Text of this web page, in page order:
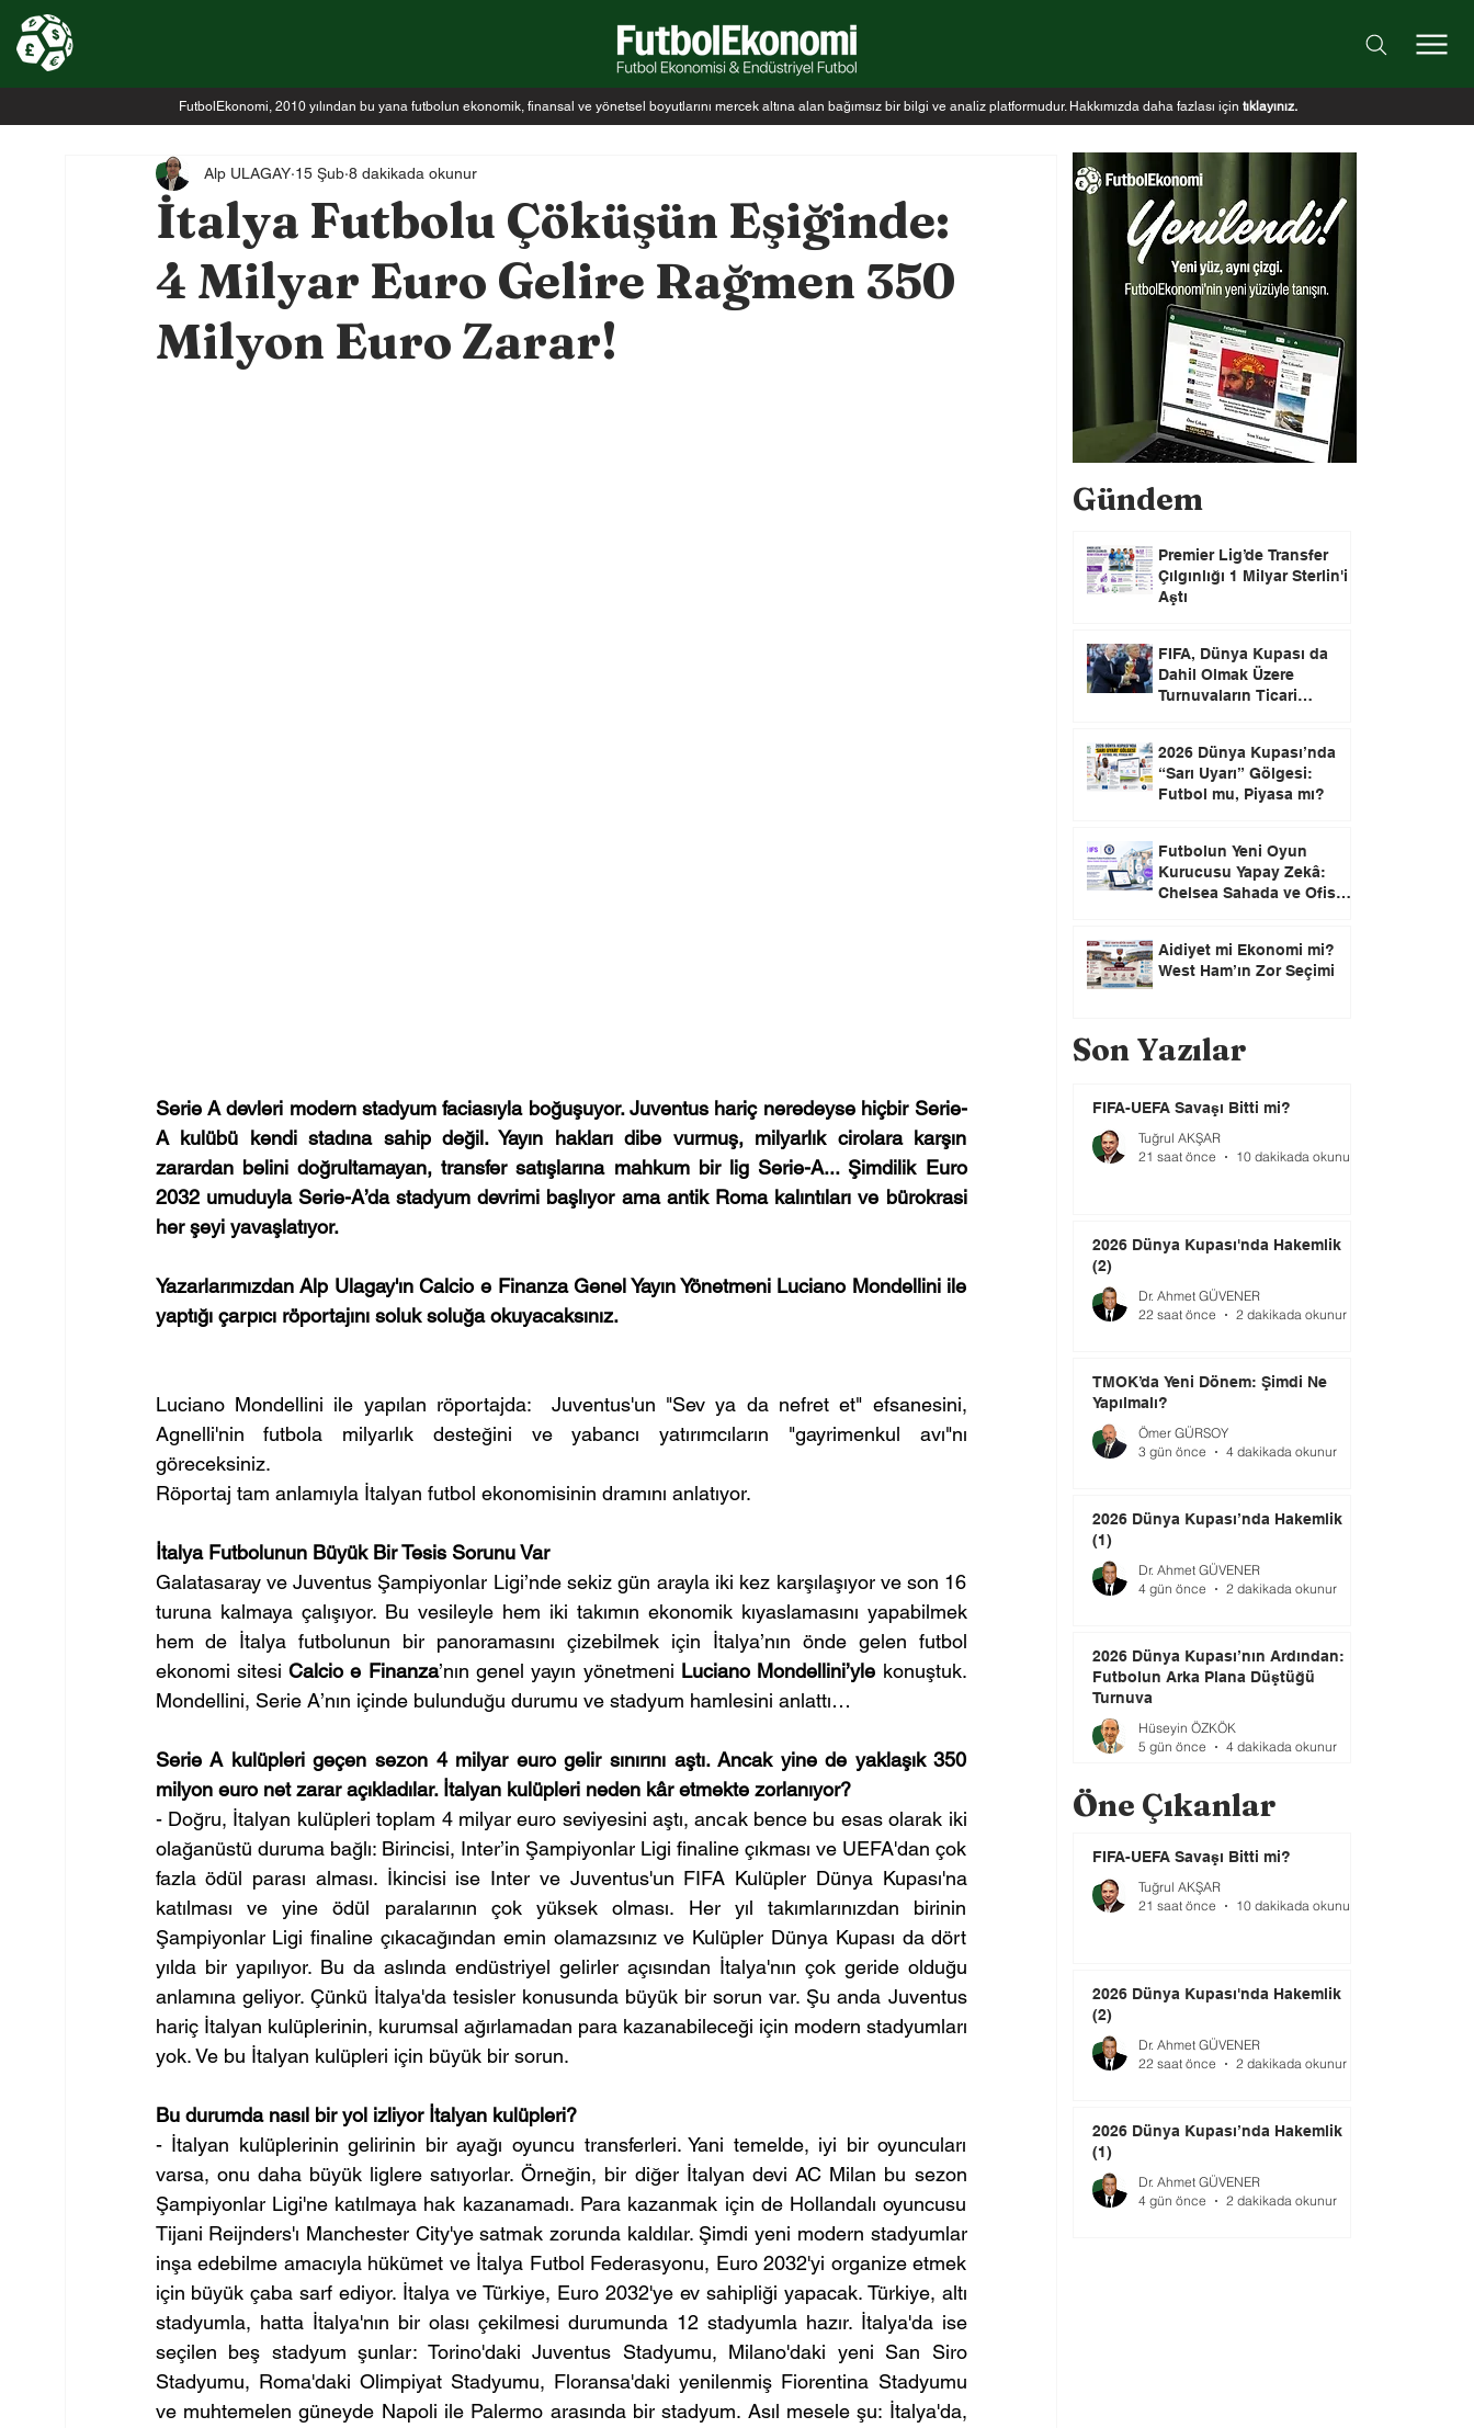
FutbolEkonomi, 2010 yılından bu yana futbolun ekonomik, finansal ve yönetsel boyutlarını mercek altına alan bağımsız bir bilgi ve analiz platformudur. Hakkımızda daha fazlası için tıklayınız.
İtalya Futbolu Çöküşün Eşiğinde:
4 Milyar Euro Gelire Rağmen 350
Milyon Euro Zarar!
Alp ULAGAY 15 Şub 8 dakikada okunur
Serie A devleri modern stadyum faciasıyla boğuşuyor. Juventus hariç neredeyse hiçbir Serie-
A kulübü kendi stadına sahip değil. Yayın hakları dibe vurmuş, milyarlık cirolara karşın
zarardan belini doğrultamayan, transfer satışlarına mahkum bir lig Serie-A... Şimdilik Euro
2032 umuduyla Serie-A’da stadyum devrimi başlıyor ama antik Roma kalıntıları ve bürokrasi
her şeyi yavaşlatıyor.
Yazarlarımızdan Alp Ulagay'ın Calcio e Finanza Genel Yayın Yönetmeni Luciano Mondellini ile
yaptığı çarpıcı röportajını soluk soluğa okuyacaksınız.
Luciano Mondellini ile yapılan röportajda:  Juventus'un "Sev ya da nefret et" efsanesini,
Agnelli'nin futbola milyarlık desteğini ve yabancı yatırımcıların "gayrimenkul avı"nı
göreceksiniz.
Röportaj tam anlamıyla İtalyan futbol ekonomisinin dramını anlatıyor.
İtalya Futbolunun Büyük Bir Tesis Sorunu Var
Galatasaray ve Juventus Şampiyonlar Ligi’nde sekiz gün arayla iki kez karşılaşıyor ve son 16
turuna kalmaya çalışıyor. Bu vesileyle hem iki takımın ekonomik kıyaslamasını yapabilmek
hem de İtalya futbolunun bir panoramasını çizebilmek için İtalya’nın önde gelen futbol
ekonomi sitesi Calcio e Finanza’nın genel yayın yönetmeni Luciano Mondellini’yle konuştuk.
Mondellini, Serie A’nın içinde bulunduğu durumu ve stadyum hamlesini anlattı…
Serie A kulüpleri geçen sezon 4 milyar euro gelir sınırını aştı. Ancak yine de yaklaşık 350
milyon euro net zarar açıkladılar. İtalyan kulüpleri neden kâr etmekte zorlanıyor?
- Doğru, İtalyan kulüpleri toplam 4 milyar euro seviyesini aştı, ancak bence bu esas olarak iki
olağanüstü duruma bağlı: Birincisi, Inter’in Şampiyonlar Ligi finaline çıkması ve UEFA'dan çok
fazla ödül parası alması. İkincisi ise Inter ve Juventus'un FIFA Kulüpler Dünya Kupası'na
katılması ve yine ödül paralarının çok yüksek olması. Her yıl takımlarınızdan birinin
Şampiyonlar Ligi finaline çıkacağından emin olamazsınız ve Kulüpler Dünya Kupası da dört
yılda bir yapılıyor. Bu da aslında endüstriyel gelirler açısından İtalya'nın çok geride olduğu
anlamına geliyor. Çünkü İtalya'da tesisler konusunda büyük bir sorun var. Şu anda Juventus
hariç İtalyan kulüplerinin, kurumsal ağırlamadan para kazanabileceği için modern stadyumları
yok. Ve bu İtalyan kulüpleri için büyük bir sorun.
Bu durumda nasıl bir yol izliyor İtalyan kulüpleri?
- İtalyan kulüplerinin gelirinin bir ayağı oyuncu transferleri. Yani temelde, iyi bir oyuncuları
varsa, onu daha büyük liglere satıyorlar. Örneğin, bir diğer İtalyan devi AC Milan bu sezon
Şampiyonlar Ligi'ne katılmaya hak kazanamadı. Para kazanmak için de Hollandalı oyuncusu
Tijani Reijnders'ı Manchester City'ye satmak zorunda kaldılar. Şimdi yeni modern stadyumlar
inşa edebilme amacıyla hükümet ve İtalya Futbol Federasyonu, Euro 2032'yi organize etmek
için büyük çaba sarf ediyor. İtalya ve Türkiye, Euro 2032'ye ev sahipliği yapacak. Türkiye, altı
stadyumla, hatta İtalya'nın bir olası çekilmesi durumunda 12 stadyumla hazır. İtalya'da ise
seçilen beş stadyum şunlar: Torino'daki Juventus Stadyumu, Milano'daki yeni San Siro
Stadyumu, Roma'daki Olimpiyat Stadyumu, Floransa'daki yenilenmiş Fiorentina Stadyumu
ve muhtemelen güneyde Napoli ile Palermo arasında bir stadyum. Asıl mesele şu: İtalya'da,
Gündem
Premier Lig’de Transfer
Çılgınlığı 1 Milyar Sterlin'i
Aştı
FIFA, Dünya Kupası da
Dahil Olmak Üzere
Turnuvaların Ticari
2026 Dünya Kupası’nda
“Sarı Uyarı” Gölgesi:
Futbol mu, Piyasa mı?
Futbolun Yeni Oyun
Kurucusu Yapay Zekâ:
Chelsea Sahada ve Ofiste
Aidiyet mi Ekonomi mi?
West Ham’ın Zor Seçimi
Son Yazılar
FIFA-UEFA Savaşı Bitti mi?
Tuğrul AKŞAR
21 saat önce
10 dakikada okunur
2026 Dünya Kupası'nda Hakemlik
(2)
Dr. Ahmet GÜVENER
22 saat önce
2 dakikada okunur
TMOK’da Yeni Dönem: Şimdi Ne
Yapılmalı?
Ömer GÜRSOY
3 gün önce
4 dakikada okunur
2026 Dünya Kupası’nda Hakemlik
(1)
Dr. Ahmet GÜVENER
4 gün önce
2 dakikada okunur
2026 Dünya Kupası’nın Ardından:
Futbolun Arka Plana Düştüğü
Turnuva
Hüseyin ÖZKÖK
5 gün önce
4 dakikada okunur
Öne Çıkanlar
FIFA-UEFA Savaşı Bitti mi?
Tuğrul AKŞAR
21 saat önce
10 dakikada okunur
2026 Dünya Kupası'nda Hakemlik
(2)
Dr. Ahmet GÜVENER
22 saat önce
2 dakikada okunur
2026 Dünya Kupası’nda Hakemlik
(1)
Dr. Ahmet GÜVENER
4 gün önce
2 dakikada okunur